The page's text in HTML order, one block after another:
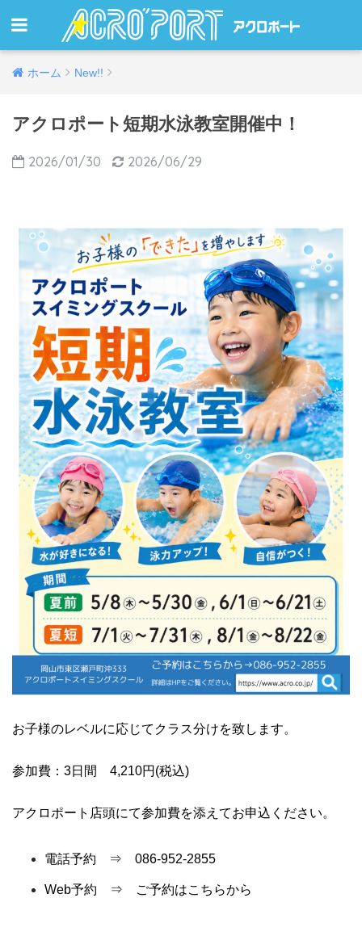
ホーム New!!
アクロポート短期水泳教室開催中！
2026/01/30 2026/06/29
お子様のレベルに応じてクラス分けを致します。
参加費：3日間 4,210円(税込)
アクロポート店頭にて参加費を添えてお申込ください。
電話予約 ⇒ 086-952-2855
Web予約 ⇒ ご予約はこちらから